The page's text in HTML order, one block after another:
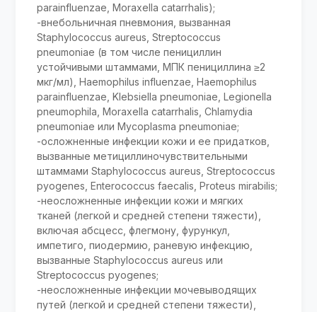
parainfluenzae, Moraxella catarrhalis);
-внебольничная пневмония, вызванная
Staphylococcus aureus, Streptococcus
pneumoniae (в том числе пенициллин
устойчивыми штаммами, МПК пенициллина ≥2
мкг/мл), Haemophilus influenzae, Haemophilus
parainfluenzae, Klebsiella pneumoniae, Legionella
pneumophila, Moraxella catarrhalis, Chlamydia
pneumoniae или Mycoplasma pneumoniae;
-осложненные инфекции кожи и ее придатков,
вызванные метициллиночувствительными
штаммами Staphylococcus aureus, Streptococcus
pyogenes, Enterococcus faecalis, Proteus mirabilis;
-неосложненные инфекции кожи и мягких
тканей (легкой и средней степени тяжести),
включая абсцесс, флегмону, фурункул,
импетиго, пиодермию, раневую инфекцию,
вызванные Staphylococcus aureus или
Streptococcus pyogenes;
-неосложненные инфекции мочевыводящих
путей (легкой и средней степени тяжести),